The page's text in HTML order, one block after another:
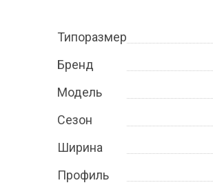
Типоразмер
Бренд
Модель
Сезон
Ширина
Профиль